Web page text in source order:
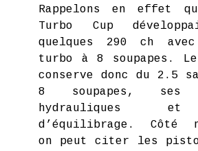
Rappelons en effet
Turbo Cup
quelques 290 ch
turbo à 8 soupapes.
conserve donc du 2.5
8 soupapes, ses
hydrauliques
d’équilibrage. Côté
on peut citer les